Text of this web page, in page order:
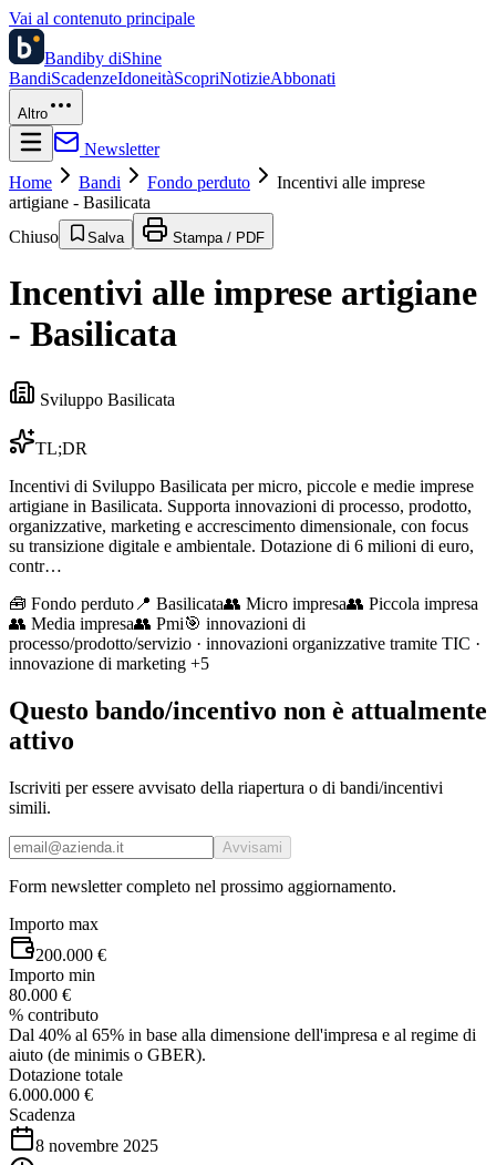
Vai al contenuto principale
Bandiby diShine
BandiScadenzeIdoneitàScopriNotizieAbbonati
Altro
Newsletter
Home
Bandi Fondo perduto
Incentivi alle imprese
artigiane - Basilicata
Chiuso
Salva Stampa / PDF
Incentivi alle imprese artigiane
- Basilicata
Sviluppo Basilicata
TL;DR
Incentivi di Sviluppo Basilicata per micro, piccole e medie imprese
artigiane in Basilicata. Supporta innovazioni di processo, prodotto,
organizzative, marketing e accrescimento dimensionale, con focus
su transizione digitale e ambientale. Dotazione di 6 milioni di euro,
contr…
🧰 Fondo perduto 📍 Basilicata👥 Micro impresa👥 Piccola impresa
👥 Media impresa👥 Pmi🎯 innovazioni di
processo/prodotto/servizio · innovazioni organizzative tramite TIC ·
innovazione di marketing +5
Questo bando/incentivo non è attualmente
attivo
Iscriviti per essere avvisato della riapertura o di bandi/incentivi
simili.
Avvisami
Form newsletter completo nel prossimo aggiornamento.
Importo max
200.000 €
Importo min
80.000 €
% contributo
Dal 40% al 65% in base alla dimensione dell'impresa e al regime di
aiuto (de minimis o GBER).
Dotazione totale
6.000.000 €
Scadenza
8 novembre 2025